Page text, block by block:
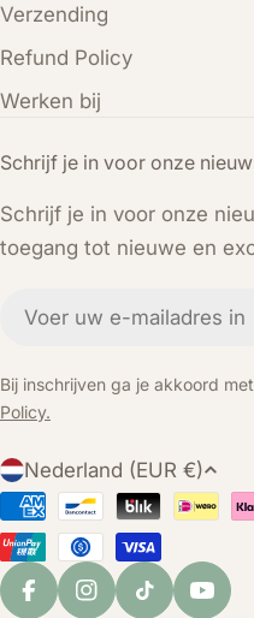
Schrijf je in voor onze
Schrijf je in voor onze
toegang tot nieuwe en
Bij inschrijven ga je akkoord
Policy.
Verzending
Refund Policy
Werken bij
L
a
n
d
/
Nederland (EUR €)
Betaalmethoden
FacebookInstagram
TikTok